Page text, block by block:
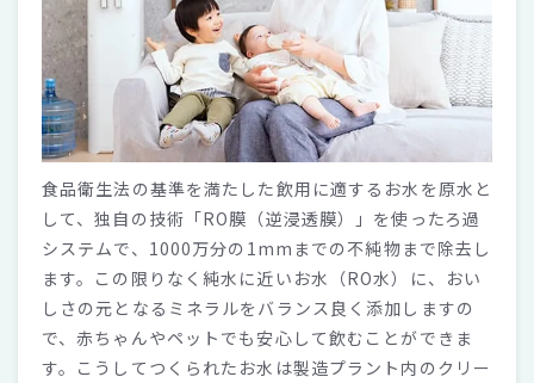
食品衛生法の基準を満たした飲用に適するお水を原水と
して、独自の技術「RO膜（逆浸透膜）」を使ったろ過
システムで、1000万分の1mmまでの不純物まで除去し
ます。この限りなく純水に近いお水（RO水）に、おい
しさの元となるミネラルをバランス良く添加しますの
で、赤ちゃんやペットでも安心して飲むことができま
す。こうしてつくられたお水は製造プラント内のクリー